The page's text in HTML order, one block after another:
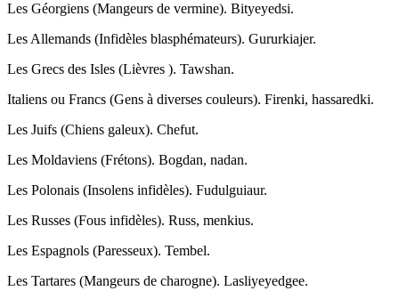
Les Géorgiens (Mangeurs de vermine). Bityeyedsi.
Les Allemands (Infidèles blasphémateurs). Gururkiajer.
Les Grecs des Isles (Lièvres ). Tawshan.
Italiens ou Francs (Gens à diverses couleurs). Firenki, hassaredki.
Les Juifs (Chiens galeux). Chefut.
Les Moldaviens (Frétons). Bogdan, nadan.
Les Polonais (Insolens infidèles). Fudulguiaur.
Les Russes (Fous infidèles). Russ, menkius.
Les Espagnols (Paresseux). Tembel.
Les Tartares (Mangeurs de charogne). Lasliyeyedgee.